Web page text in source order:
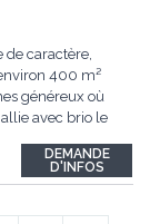
de caractère,
400 m²
généreux où
avec brio le
fonctionnelle a
DEMANDE
D'INFOS